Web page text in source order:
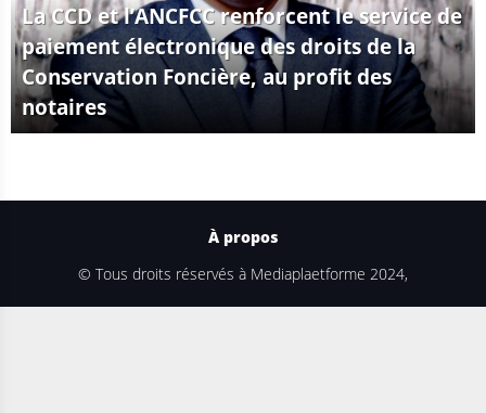
La CCD et l’ANCFCC renforcent le service de
paiement électronique des droits de la
Conservation Foncière, au profit des
notaires
© Tous droits réservés à Mediaplaetforme 2024,
À propos